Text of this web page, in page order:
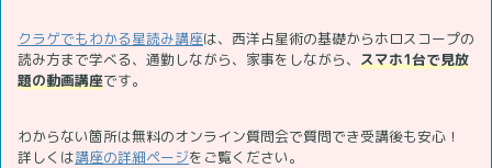
クラゲでもわかる星読み講座は、西洋占星術の基礎からホロスコープの
読み方まで学べる、通勤しながら、家事をしながら、 スマホ1台で見放
題の動画講座です。
わからない箇所は無料のオンライン質問会で質問でき受講後も安心！
詳しくは講座の詳細ページをご覧ください。